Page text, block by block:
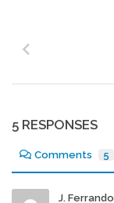
5 RESPONSES
Comments 5
J. Ferrando